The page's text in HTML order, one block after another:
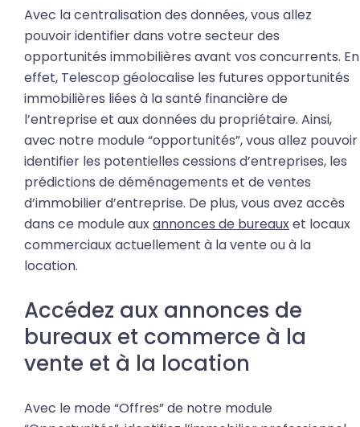
Avec la centralisation des données, vous allez
pouvoir identifier dans votre secteur des
opportunités immobilières avant vos concurrents. En
effet, Telescop géolocalise les futures opportunités
immobilières liées à la santé financière de
l’entreprise et aux données du propriétaire. Ainsi,
avec notre module “opportunités”, vous allez pouvoir
identifier les potentielles cessions d’entreprises, les
prédictions de déménagements et de ventes
d’immobilier d’entreprise. De plus, vous avez accès
dans ce module auxannonces de bureauxet locaux
commerciaux actuellement à la vente ou à la
location.
Accédez aux annonces de
bureaux et commerce à la
vente et à la location
Avec le mode “Offres” de notre module